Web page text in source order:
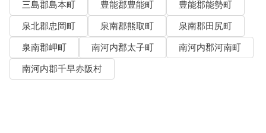
三島郡島本町
豊能郡豊能町
豊能郡能勢町
泉北郡忠岡町
泉南郡熊取町
泉南郡田尻町
泉南郡岬町
南河内郡太子町
南河内郡河南町
南河内郡千早赤阪村